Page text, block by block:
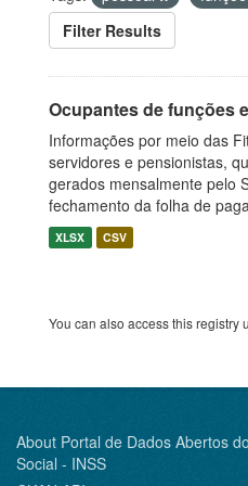
Filter Results
Ocupantes de funções
Informações por meio das
servidores e pensionistas,
gerados mensalmente pelo
fechamento da folha de
XLSX CSV
You can also access this registry
About Portal de Dados Abertos
Social - INSS